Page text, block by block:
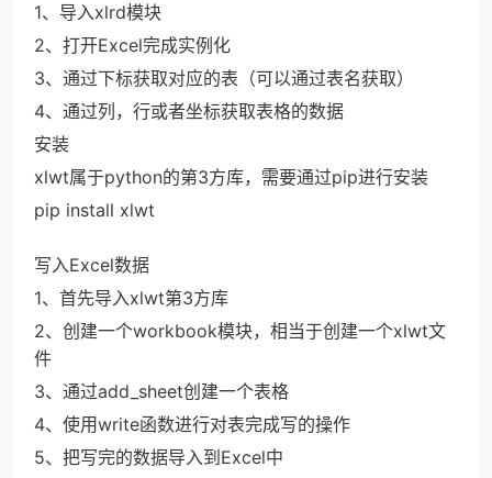
1、导入xlrd模块
2、打开Excel完成实例化
3、通过下标获取对应的表（可以通过表名获取）
4、通过列，行或者坐标获取表格的数据
安装
xlwt属于python的第3方库，需要通过pip进行安装
pip install xlwt
写入Excel数据
1、首先导入xlwt第3方库
2、创建一个workbook模块，相当于创建一个xlwt文
件
3、通过add_sheet创建一个表格
4、使用write函数进行对表完成写的操作
5、把写完的数据导入到Excel中